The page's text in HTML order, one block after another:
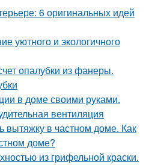
6 оригинальных идей
уютного и экологичного
опалубки из фанеры.
в доме своими руками.
вентиляция
вытяжку в частном доме. Как
доме?
из грифельной краски.